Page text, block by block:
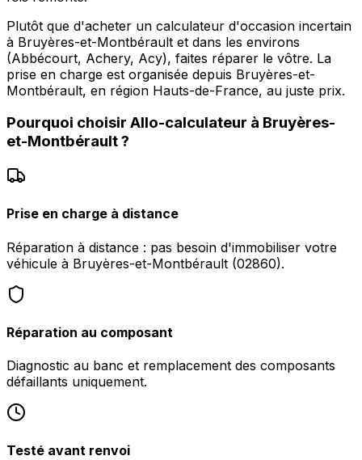
Plutôt que d'acheter un calculateur d'occasion incertain
à Bruyères-et-Montbérault et dans les environs
(Abbécourt, Achery, Acy), faites réparer le vôtre. La
prise en charge est organisée depuis Bruyères-et-
Montbérault, en région Hauts-de-France, au juste prix.
Pourquoi choisir Allo-calculateur à Bruyères-
et-Montbérault?
Prise en charge à distance
Réparation à distance : pas besoin d'immobiliser votre
véhicule à Bruyères-et-Montbérault (02860).
Réparation au composant
Diagnostic au banc et remplacement des composants
défaillants uniquement.
Testé avant renvoi